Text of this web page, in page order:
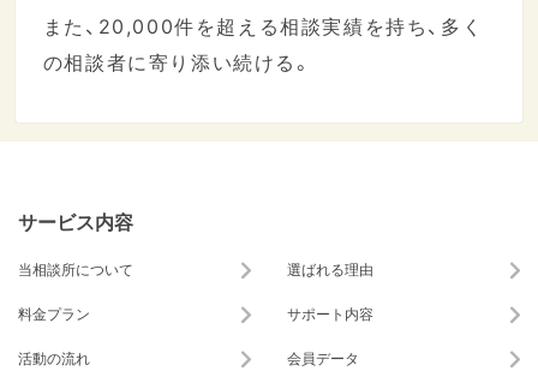
また、20,000件を超える相談実績を持ち、多く
の相談者に寄り添い続ける。
サービス内容
当相談所について 選ばれる理由
料金プラン サポート内容
活動の流れ 会員データ